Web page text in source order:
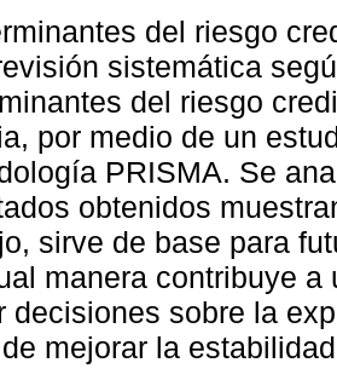
del riesgo
sistemática
del riesgo
por medio de un
PRISMA. Se
obtenidos
sirve de base para
manera contribuye
decisiones sobre la
mejorar la